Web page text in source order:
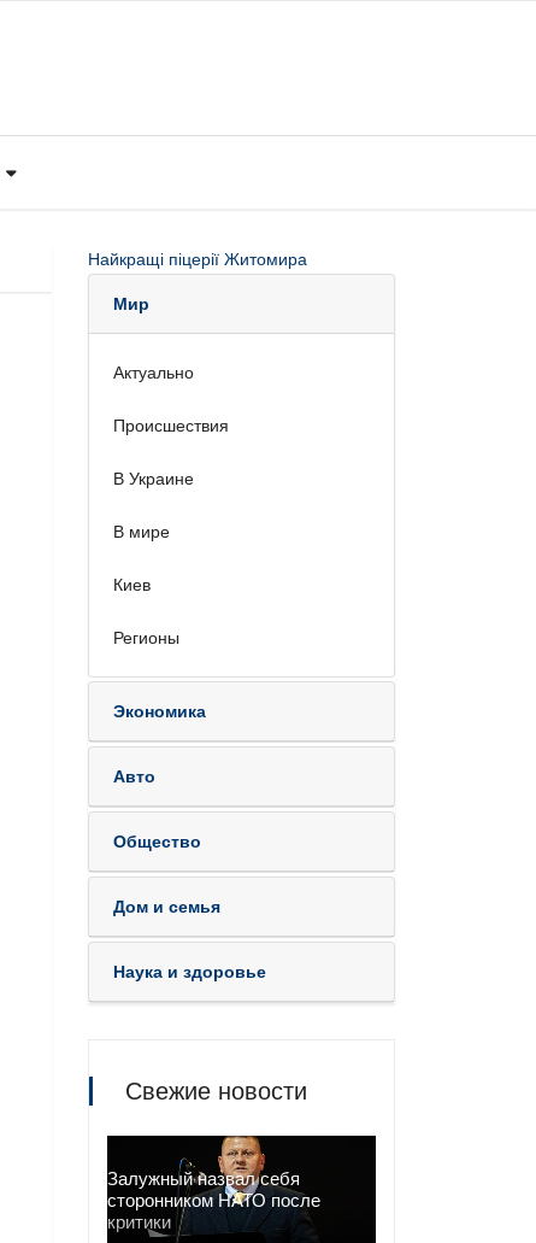
Найкращі піцерії Житомира
Мир
Актуально
Происшествия
В Украине
В мире
Киев
Регионы
Экономика
Авто
Общество
Дом и семья
Наука и здоровье
Свежие новости
Залужный назвал себя
сторонником НАТО после
критики